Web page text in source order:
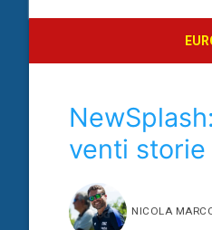
venti
NICOLA